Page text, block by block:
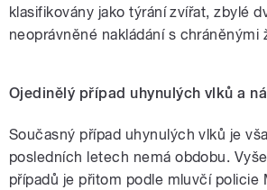
klasifikovány jako týrání zvířat, zbylé
neoprávněné nakládání s chráněnými
Ojedinělý případ uhynulých vlků a
Současný případ uhynulých vlků je
posledních letech nemá obdobu.
případů je přitom podle mluvčí policie